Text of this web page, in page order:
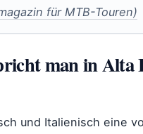
für MTB-Touren)
man in Alta
und Italienisch eine